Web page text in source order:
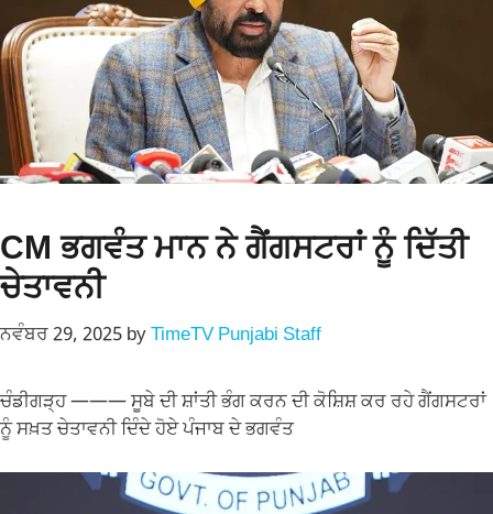
CM ਭਗਵੰਤ ਮਾਨ ਨੇ ਗੈਂਗਸਟਰਾਂ ਨੂੰ ਦਿੱਤੀ
ਚੇਤਾਵਨੀ
ਨਵੰਬਰ 29, 2025 byTimeTV Punjabi Staff
ਚੰਡੀਗੜ੍ਹ ——— ਸੂਬੇ ਦੀ ਸ਼ਾਂਤੀ ਭੰਗ ਕਰਨ ਦੀ ਕੋਸ਼ਿਸ਼ ਕਰ ਰਹੇ ਗੈਂਗਸਟਰਾਂ
ਨੂੰ ਸਖ਼ਤ ਚੇਤਾਵਨੀ ਦਿੰਦੇ ਹੋਏ ਪੰਜਾਬ ਦੇ ਭਗਵੰਤ